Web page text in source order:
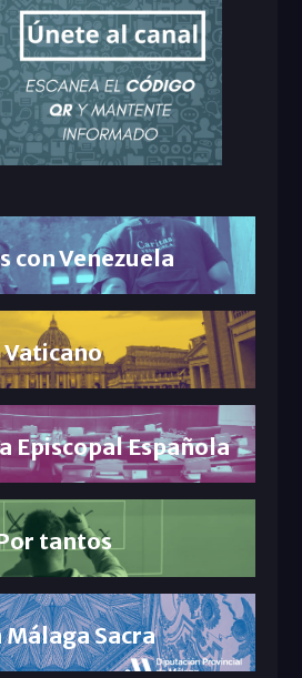
con Venezuela
Vaticano
Episcopal Española
tantos
Málaga Sacra